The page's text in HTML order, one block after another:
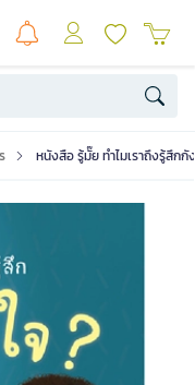
หนังสือ รู้มั๊ย ทำไมเราถึงรู้สึก